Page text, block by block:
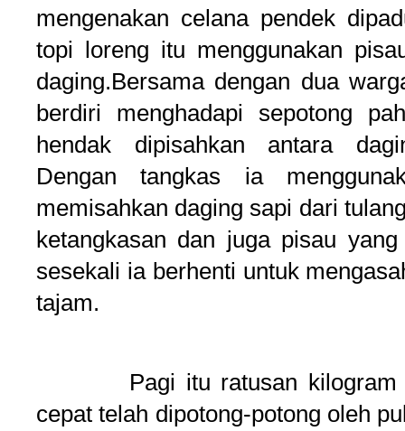
mengenakan celana pendek
topi loreng itu menggunakan
daging.Bersama dengan dua
berdiri menghadapi sepotong
hendak dipisahkan antara
Dengan tangkas ia
memisahkan daging sapi dari
ketangkasan dan juga pisau
sesekali ia berhenti untuk
tajam.
Pagi itu ratusan kilogram
cepat telah dipotong-potong oleh